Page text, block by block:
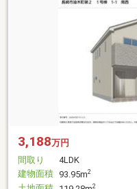
3,188万円
間取り
4LDK
建物面積 93.95m2
2